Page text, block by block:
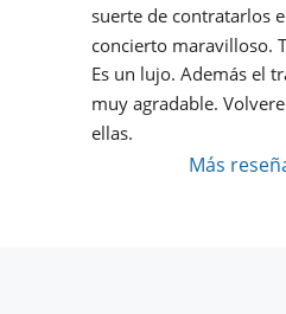
suerte de contratarlos
concierto maravilloso.
Es un lujo. Además el
muy agradable.
ellas.
Más